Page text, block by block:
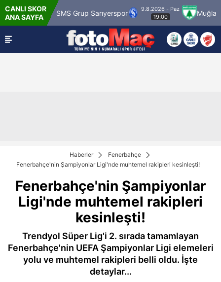
CANLI SKOR
ANA SAYFASMS Grup Sarıyerspor
9.8.2026 - Paz
19:00
Muğlaspor
Haberler
Fenerbahçe
Fenerbahçe'nin Şampiyonlar Ligi'nde muhtemel rakipleri kesinleşti!
Fenerbahçe'nin Şampiyonlar
Ligi'nde muhtemel rakipleri
kesinleşti!
Trendyol Süper Lig'i 2. sırada tamamlayan
Fenerbahçe'nin UEFA Şampiyonlar Ligi elemeleri
yolu ve muhtemel rakipleri belli oldu. İşte
detaylar...